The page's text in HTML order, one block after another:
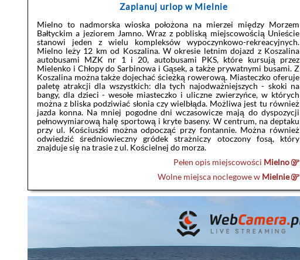
Zaplanuj urlop w Mielnie
Mielno to nadmorska wioska położona na mierzei między Morzem
Bałtyckim a jeziorem Jamno. Wraz z pobliską miejscowością Unieście
stanowi jeden z wielu kompleksów wypoczynkowo-rekreacyjnych.
Mielno leży 12 km od Koszalina. W okresie letnim dojazd z Koszalina
autobusami MZK nr 1 i 20, autobusami PKS, które kursują przez
Mielenko i Chłopy do Sarbinowa i Gąsek, a także prywatnymi busami. Z
Koszalina można także dojechać ścieżką rowerową. Miasteczko oferuje
paletę atrakcji dla wszystkich: dla tych najodważniejszych - skoki na
bangy, dla dzieci - wesołe miasteczko i uliczne zwierzyńce, w których
można z bliska podziwiać słonia czy wielbłąda. Możliwa jest tu również
jazda konna. Na mniej pogodne dni wczasowicze mają do dyspozycji
pełnowymiarową halę sportową i kryte baseny. W centrum, na deptaku
przy ul. Kościuszki można odpocząć przy fontannie. Można również
odwiedzić średniowieczny gródek strażniczy otoczony fosą, który
znajduje się na trasie z ul. Kościelnej do morza.
Pełen opis miejscowości Mielno
Wolne miejsca noclegowe w Mielnie